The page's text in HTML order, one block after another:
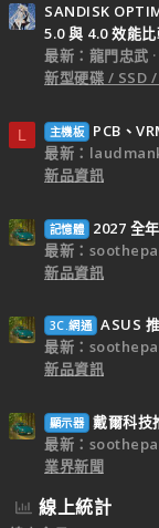
SANDISK
5.0 與 4.0 效能
最新：龍門忠武
新型硬碟 / SSD
L 主機板
PCB、
最新：
新品資訊
記憶體
2027 全
最新：
新品資訊
3C.網通 ASUS
最新：
新品資訊
顯示器 戴爾科技
最新：
業界新聞
線上統計